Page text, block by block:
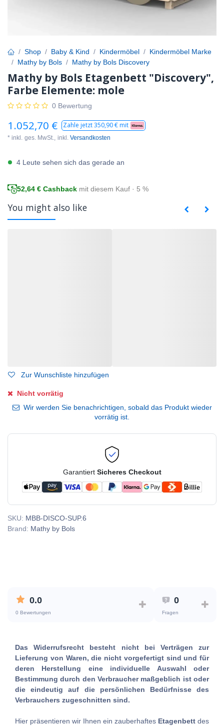
Shop Baby & Kind Kindermöbel
Kindermöbel Marke
Mathy by Bols
Mathy by Bols Discovery
Mathy by Bols Etagenbett "Discovery",
Farbe Elemente: mole
0 Bewertung
1.052,70 € Zahle jetzt350,90€ mit
* inkl. ges. MwSt., inkl. Versandkosten
4 Leute sehen sich das gerade an
52,64 € Cashback mit diesem Kauf · 5 %
You might also like
Zur Wunschliste hinzufügen
Nicht vorrätig
Wir werden Sie benachrichtigen, sobald das Produkt wieder
vorrätig ist.
Garantiert Sicheres Checkout
SKU: MBB-DISCO-SUP.6
Brand: Mathy by Bols
0.0
0 Bewertungen
0
Fragen
Das Widerrufsrecht besteht nicht bei Verträgen zur
Lieferung von Waren, die nicht vorgefertigt sind und für
deren Herstellung eine individuelle Auswahl oder
Bestimmung durch den Verbraucher maßgeblich ist oder
die eindeutig auf die persönlichen Bedürfnisse des
Verbrauchers zugeschnitten sind.
Hier präsentieren wir Ihnen ein zauberhaftes Etagenbett des